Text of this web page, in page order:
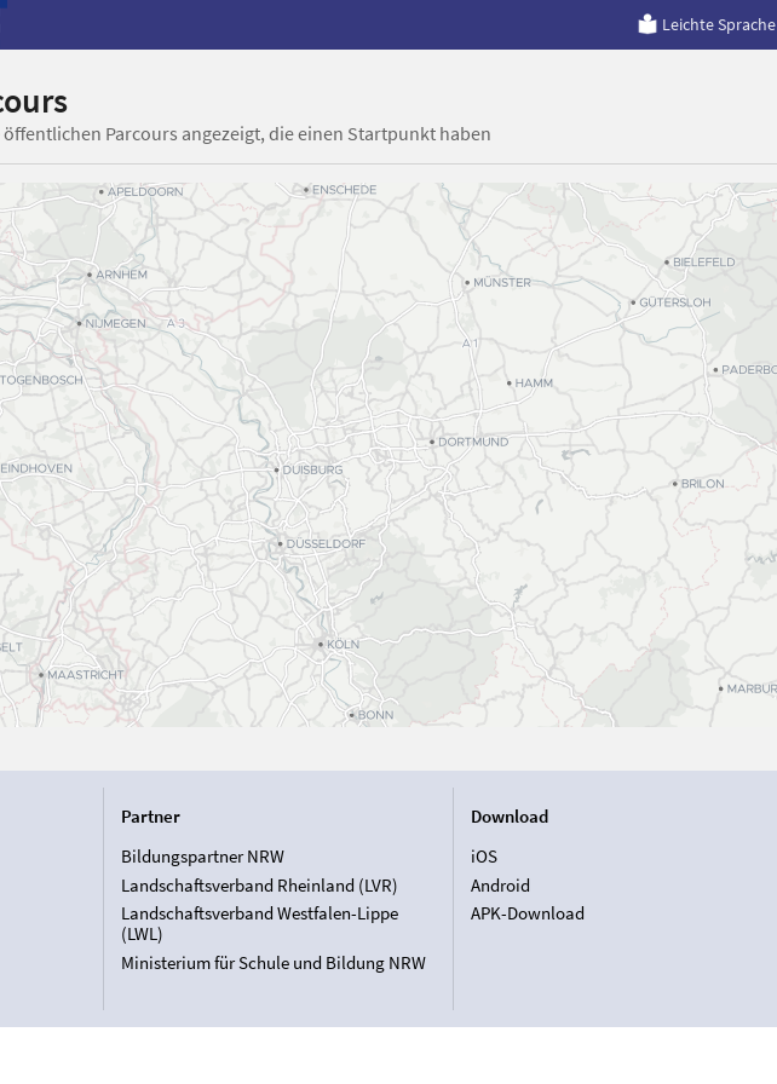
Leichte Sprache
Parcours angezeigt, die einen Startpunkt haben
Partner
Bildungspartner NRW
Landschaftsverband Rheinland (LVR)
Landschaftsverband Westfalen-Lippe
(LWL)
Ministerium für Schule und Bildung NRW
Download
iOS
Android
APK-Download